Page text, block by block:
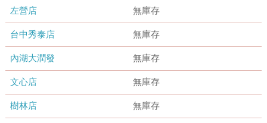
左營店 無庫存
台中秀泰店 無庫存
內湖大潤發 無庫存
文心店 無庫存
樹林店 無庫存